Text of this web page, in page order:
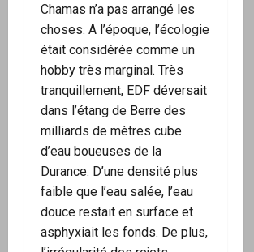
Chamas n’a pas arrangé les
choses. A l’époque, l’écologie
était considérée comme un
hobby très marginal. Très
tranquillement, EDF déversait
dans l’étang de Berre des
milliards de mètres cube
d’eau boueuses de la
Durance. D’une densité plus
faible que l’eau salée, l’eau
douce restait en surface et
asphyxiait les fonds. De plus,